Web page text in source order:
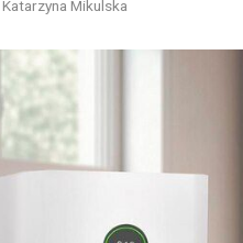
Katarzyna Mikulska